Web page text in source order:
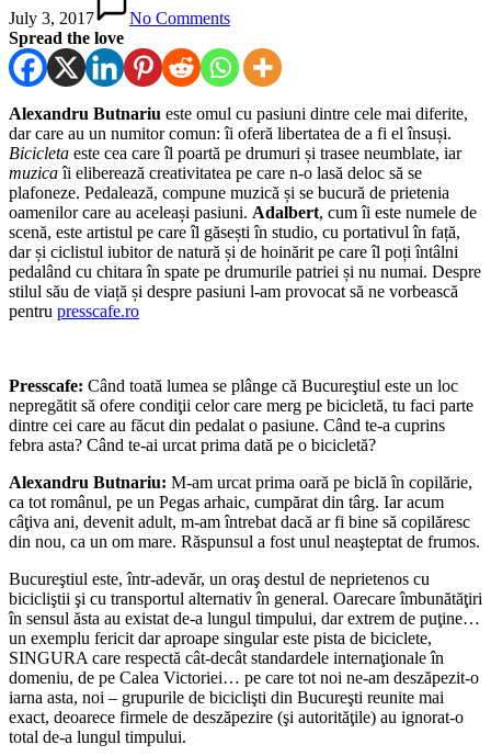
July 3, 2017
No Comments
Spread the love
Alexandru Butnariu este omul cu pasiuni dintre cele mai diferite,
dar care au un numitor comun: îi oferă libertatea de a fi el însuși.
Bicicleta este cea care îl poartă pe drumuri și trasee neumblate, iar
muzicaîi eliberează creativitatea pe care n-o lasă deloc să se
plafoneze. Pedalează, compune muzică și se bucură de prietenia
oamenilor care au aceleași pasiuni. Adalbert, cum îi este numele de
scenă, este artistul pe care îl găsești în studio, cu portativul în față,
dar și ciclistul iubitor de natură și de hoinărit pe care îl poți întâlni
pedalând cu chitara în spate pe drumurile patriei și nu numai. Despre
stilul său de viață și despre pasiuni l-am provocat să ne vorbească
pentru presscafe.ro
Presscafe: Când toată lumea se plânge că Bucureştiul este un loc
nepregătit să ofere condiţii celor care merg pe bicicletă, tu faci parte
dintre cei care au făcut din pedalat o pasiune. Când te-a cuprins
febra asta? Când te-ai urcat prima dată pe o bicicletă?
Alexandru Butnariu: M-am urcat prima oară pe biclă în copilărie,
ca tot românul, pe un Pegas arhaic, cumpărat din târg. Iar acum
câţiva ani, devenit adult, m-am întrebat dacă ar fi bine să copilăresc
din nou, ca un om mare. Răspunsul a fost unul neaşteptat de frumos.
Bucureştiul este, într-adevăr, un oraş destul de neprietenos cu
bicicliştii şi cu transportul alternativ în general. Oarecare îmbunătăţiri
în sensul ăsta au existat de-a lungul timpului, dar extrem de puţine…
un exemplu fericit dar aproape singular este pista de biciclete,
SINGURA care respectă cât-decât standardele internaţionale în
domeniu, de pe Calea Victoriei… pe care tot noi ne-am deszăpezit-o
iarna asta, noi – grupurile de biciclişti din Bucureşti reunite mai
exact, deoarece firmele de deszăpezire (şi autorităţile) au ignorat-o
total de-a lungul timpului.